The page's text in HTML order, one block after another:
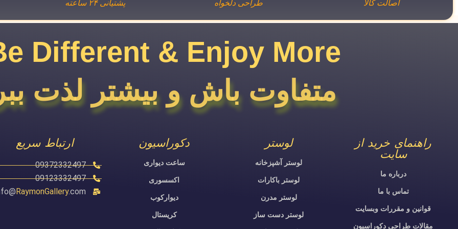
اصالت کالا طراحی دلخواه پشتیانی ۲۴ ساعته
Different & Enjoy More​
متفاوت باش و بیشتر لذت
راهنمای خرید از
سایت
درباره ما
تماس با ما
قوانین و مقررات وبسایت
مقالات طراحی دکوراسیون
لوستر
لوستر آشپزخانه
لوستر باکارات
لوستر مدرن
لوستر دست ساز
دکوراسیون
ساعت دیواری
اکسسوری
دیوارکوب
کریستال
ارتباط سریع
09372332497
09123332497
RaymonGallery.com